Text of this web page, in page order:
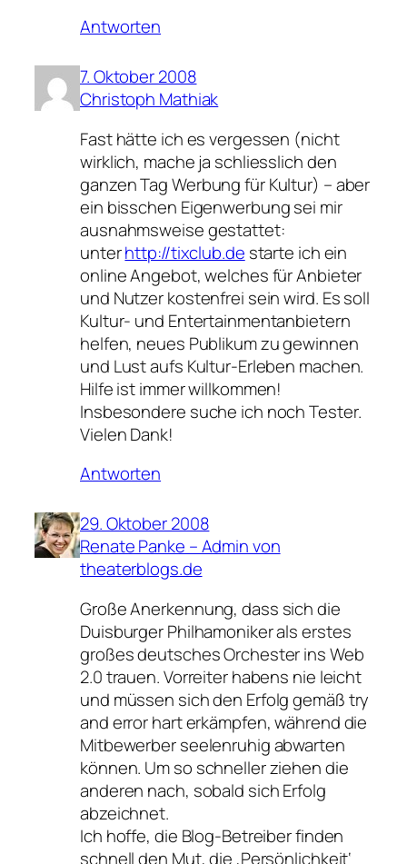
Antworten
7. Oktober 2008
Christoph Mathiak
Fast hätte ich es vergessen (nicht
wirklich, mache ja schliesslich den
ganzen Tag Werbung für Kultur) – aber
ein bisschen Eigenwerbung sei mir
ausnahmsweise gestattet:
unterhttp://tixclub.de starte ich ein
online Angebot, welches für Anbieter
und Nutzer kostenfrei sein wird. Es soll
Kultur- und Entertainmentanbietern
helfen, neues Publikum zu gewinnen
und Lust aufs Kultur-Erleben machen.
Hilfe ist immer willkommen!
Insbesondere suche ich noch Tester.
Vielen Dank!
Antworten
29. Oktober 2008
Renate Panke – Admin von
theaterblogs.de
Große Anerkennung, dass sich die
Duisburger Philhamoniker als erstes
großes deutsches Orchester ins Web
2.0 trauen. Vorreiter habens nie leicht
und müssen sich den Erfolg gemäß try
and error hart erkämpfen, während die
Mitbewerber seelenruhig abwarten
können. Um so schneller ziehen die
anderen nach, sobald sich Erfolg
abzeichnet.
Ich hoffe, die Blog-Betreiber finden
schnell den Mut, die ‚Persönlichkeit‘